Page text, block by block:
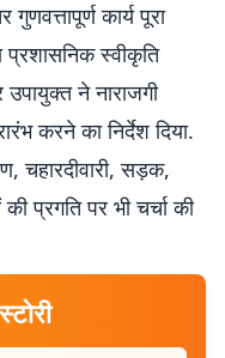
कार्य पूरा
प्रशासनिक स्वीकृति
ने नाराजगी
करने का निर्देश दिया.
चहारदीवारी, सड़क,
प्रगति पर भी चर्चा की